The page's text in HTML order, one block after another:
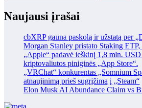
Naujausi įrašai
cbXRP gauna paskolą ir užstatą per
Morgan Stanley pristato Staking
„Apple“ padavė ieškinį 1,8 mln.
kriptovaliutos piniginės „App Store“.
„VRChat“ konkurentas „Somnium
atnaujinimą prieš sugrįžimą į „Steam“
Elon Musk AI Abundance Claim vs